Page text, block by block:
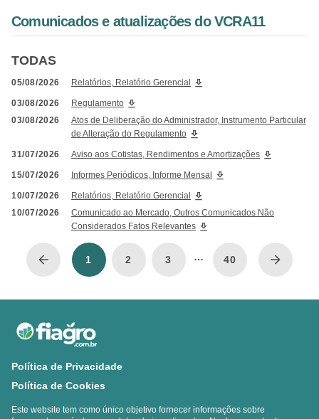
Comunicados e atualizações do VCRA11
TODAS
05/08/2026 Relatórios, Relatório Gerencial
03/08/2026
Regulamento
03/08/2026
Atos de Deliberação do Administrador, Instrumento Particular
de Alteração do Regulamento
31/07/2026 Aviso aos Cotistas, Rendimentos e Amortizações
15/07/2026 Informes Periódicos, Informe Mensal
10/07/2026
Relatórios, Relatório Gerencial
10/07/2026
Comunicado ao Mercado, Outros Comunicados Não
Considerados Fatos Relevantes
1 2 3 … 40
Política de Privacidade
Política de Cookies
Este website tem como único objetivo fornecer informações sobre